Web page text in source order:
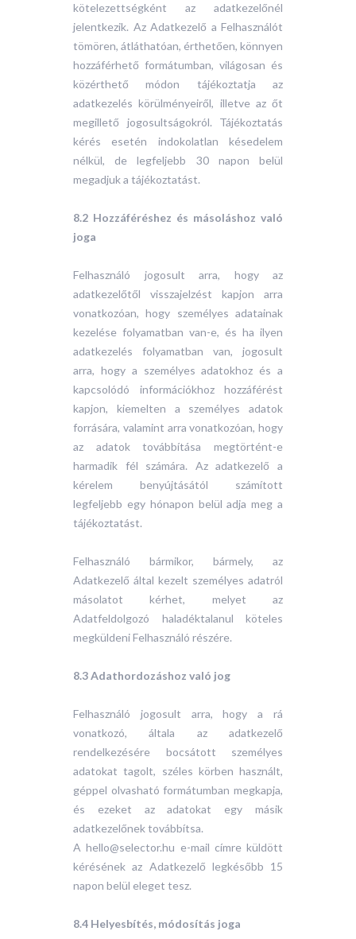
kötelezettségként az adatkezelőnél
jelentkezik. Az Adatkezelő a Felhasználót
tömören, átláthatóan, érthetően, könnyen
hozzáférhető formátumban, világosan és
közérthető módon tájékoztatja az
adatkezelés körülményeiről, illetve az őt
megillető jogosultságokról. Tájékoztatás
kérés esetén indokolatlan késedelem
nélkül, de legfeljebb 30 napon belül
megadjuk a tájékoztatást.
8.2 Hozzáféréshez és másoláshoz való
joga
Felhasználó jogosult arra, hogy az
adatkezelőtől visszajelzést kapjon arra
vonatkozóan, hogy személyes adatainak
kezelése folyamatban van-e, és ha ilyen
adatkezelés folyamatban van, jogosult
arra, hogy a személyes adatokhoz és a
kapcsolódó információkhoz hozzáférést
kapjon, kiemelten a személyes adatok
forrására, valamint arra vonatkozóan, hogy
az adatok továbbítása megtörtént-e
harmadik fél számára. Az adatkezelő a
kérelem benyújtásától számított
legfeljebb egy hónapon belül adja meg a
tájékoztatást.
Felhasználó bármikor, bármely, az
Adatkezelő által kezelt személyes adatról
másolatot kérhet, melyet az
Adatfeldolgozó haladéktalanul köteles
megküldeni Felhasználó részére.
8.3 Adathordozáshoz való jog
Felhasználó jogosult arra, hogy a rá
vonatkozó, általa az adatkezelő
rendelkezésére bocsátott személyes
adatokat tagolt, széles körben használt,
géppel olvasható formátumban megkapja,
és ezeket az adatokat egy másik
adatkezelőnek továbbítsa.
A hello@selector.hu e-mail címre küldött
kérésének az Adatkezelő legkésőbb 15
napon belül eleget tesz.
8.4 Helyesbítés, módosítás joga